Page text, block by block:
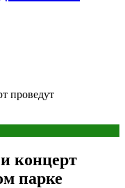
проведут
концерт
парке